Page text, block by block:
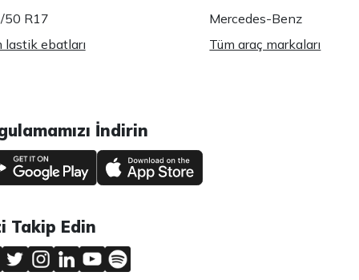
50 R17
lastik ebatları
Mercedes-Benz
Tüm araç markaları
İndirin
Takip Edin